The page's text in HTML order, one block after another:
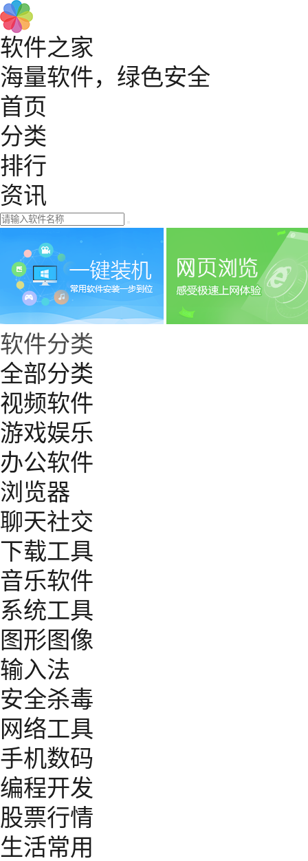
软件之家
海量软件，绿色安全
首页
分类
排行
资讯
软件分类
全部分类
视频软件
游戏娱乐
办公软件
浏览器
聊天社交
下载工具
音乐软件
系统工具
图形图像
输入法
安全杀毒
网络工具
手机数码
编程开发
股票行情
生活常用